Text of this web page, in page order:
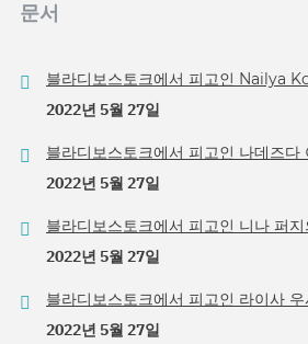
문서
블라디보스토크에서 피고인 Nailya
2022년 5월 27일
블라디보스토크에서 피고인 나데즈다
2022년 5월 27일
블라디보스토크에서 피고인 니나 퍼
2022년 5월 27일
블라디보스토크에서 피고인 라이사
2022년 5월 27일